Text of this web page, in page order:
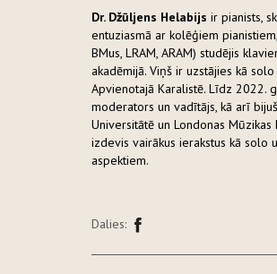
Dr. Džūljens Helabijs ir pianists,
entuziasmā ar kolēģiem
BMus, LRAM, ARAM) studējis
akadēmijā. Viņš ir uzstājies kā
Apvienotajā Karalistē. Līdz 2022.
moderators un vadītājs, kā arī
Universitātē un Londonas
izdevis vairākus ierakstus kā solo
aspektiem.
Dalies: